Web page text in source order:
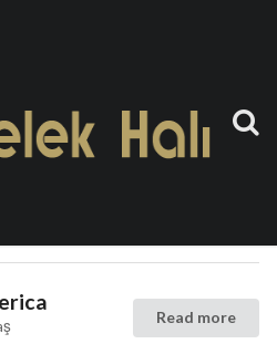
Demirci
Read more